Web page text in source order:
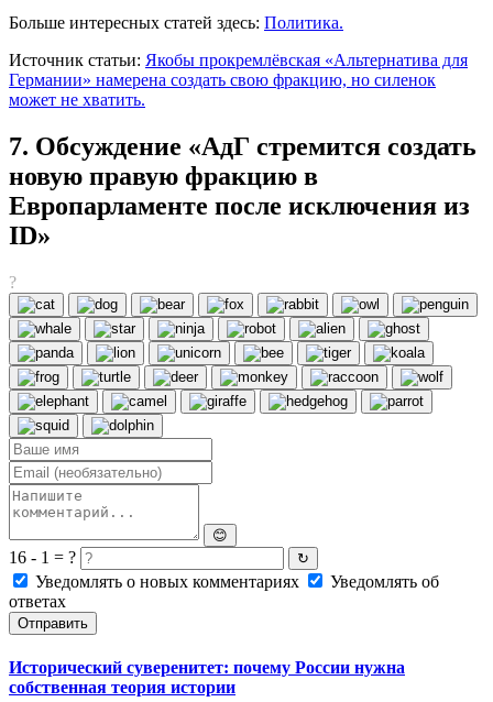
Больше интересных статей здесь: Политика.
Источник статьи: Якобы прокремлёвская «Альтернатива для
Германии» намерена создать свою фракцию, но силенок
может не хватить.
7. Обсуждение «АдГ стремится создать
новую правую фракцию в
Европарламенте после исключения из
ID»
?
😊
16 - 1 = ? ↻
Уведомлять о новых комментариях
Уведомлять об
ответах
Отправить
Исторический суверенитет: почему России нужна
собственная теория истории